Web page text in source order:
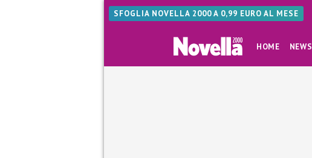
SFOGLIA NOVELLA 2000 A 0,99 EURO AL MESE
HOME NEWS